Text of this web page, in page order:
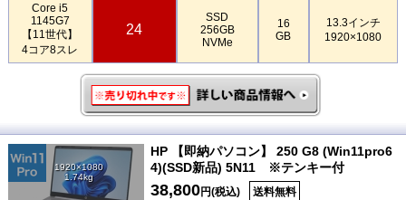
Core i5
1145G7
【11世代】
4コア8スレ
24
SSD
256GB
NVMe
16
GB
13.3インチ
1920×1080
1920×1080
1.74kg
HP 【即納パソコン】 250 G8 (Win11pro6
4)(SSD新品) 5N11 ※テンキー付
38,800円(税込) 送料無料